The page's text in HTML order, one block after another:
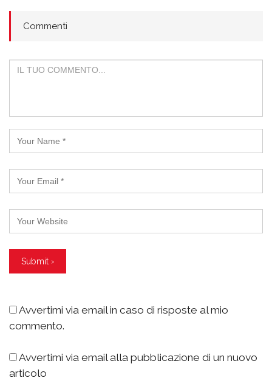
Commenti
Avvertimi via email in caso di risposte al mio
commento.
Avvertimi via email alla pubblicazione di un nuovo
articolo